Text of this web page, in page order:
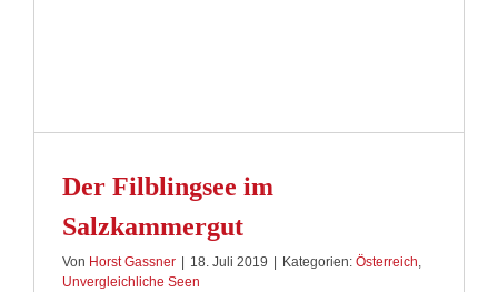
Der Filblingsee im
Salzkammergut
Von Horst Gassner 18. Juli 2019 Kategorien: Österreich,
Unvergleichliche Seen